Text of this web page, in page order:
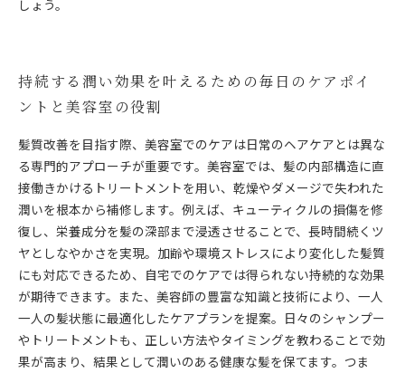
しょう。
持続する潤い効果を叶えるための毎日のケアポイ
ントと美容室の役割
髪質改善を目指す際、美容室でのケアは日常のヘアケアとは異な
る専門的アプローチが重要です。美容室では、髪の内部構造に直
接働きかけるトリートメントを用い、乾燥やダメージで失われた
潤いを根本から補修します。例えば、キューティクルの損傷を修
復し、栄養成分を髪の深部まで浸透させることで、長時間続くツ
ヤとしなやかさを実現。加齢や環境ストレスにより変化した髪質
にも対応できるため、自宅でのケアでは得られない持続的な効果
が期待できます。また、美容師の豊富な知識と技術により、一人
一人の髪状態に最適化したケアプランを提案。日々のシャンプー
やトリートメントも、正しい方法やタイミングを教わることで効
果が高まり、結果として潤いのある健康な髪を保てます。つま